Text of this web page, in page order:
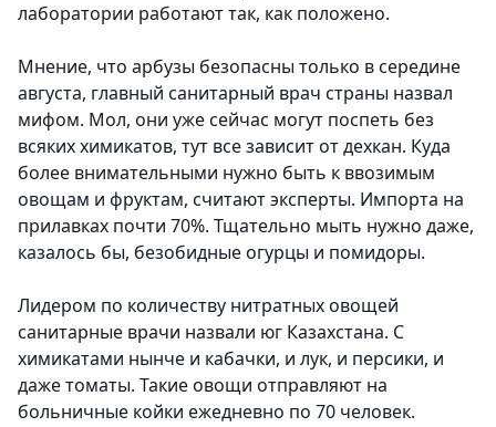
лаборатории работают так, как положено.
Мнение, что арбузы безопасны только в середине
августа, главный санитарный врач страны назвал
мифом. Мол, они уже сейчас могут поспеть без
всяких химикатов, тут все зависит от дехкан. Куда
более внимательными нужно быть к ввозимым
овощам и фруктам, считают эксперты. Импорта на
прилавках почти 70%. Тщательно мыть нужно даже,
казалось бы, безобидные огурцы и помидоры.
Лидером по количеству нитратных овощей
санитарные врачи назвали юг Казахстана. С
химикатами нынче и кабачки, и лук, и персики, и
даже томаты. Такие овощи отправляют на
больничные койки ежедневно по 70 человек.